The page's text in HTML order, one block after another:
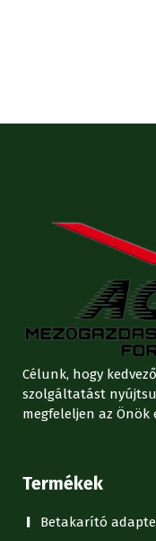
Célunk, hogy
szolgáltatást
megfeleljen az Önök
Termékek
Betakarító